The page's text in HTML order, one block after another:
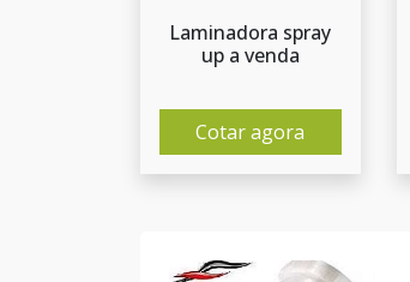
Laminadora spray
up a venda
Cotar agora